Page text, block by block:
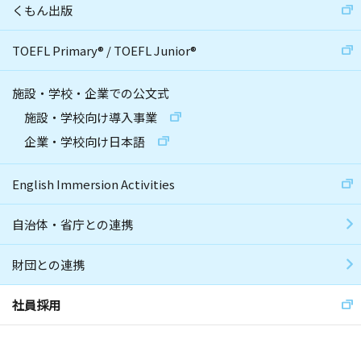
くもん出版
TOEFL Primary® /TOEFL Junior®
施設・学校・企業での公文式
施設・学校向け導入事業
企業・学校向け日本語
English Immersion Activities
自治体・省庁との連携
財団との連携
社員採用